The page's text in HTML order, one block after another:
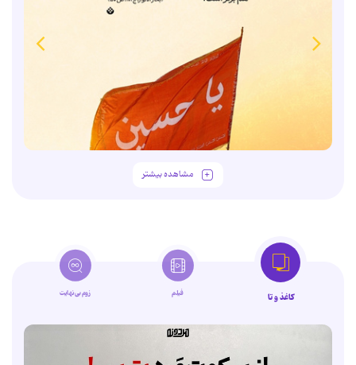
مشاهده بیشتر
کاغذ و تا فیلم زوم‌بی‌نهایت